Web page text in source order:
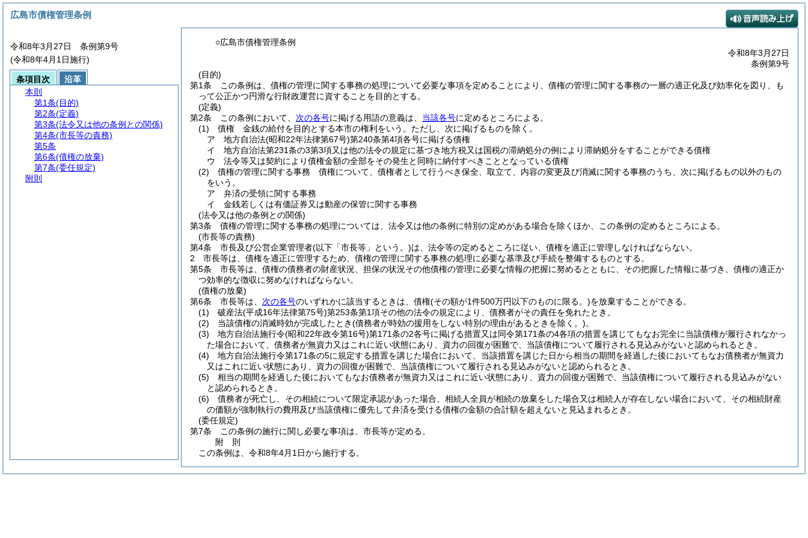
○広島市債権管理条例
令和8年3月27日
条例第9号
(目的)
第1条
この条例は、債権の管理に関する事務の処理について必要な事項を定めることにより、債権の管理に関する事務の一層の適正化及び効率化を図り、も
って公正かつ円滑な行財政運営に資することを目的とする。
(定義)
第2条
この条例において、 次の各号に掲げる用語の意義は、 当該各号に定めるところによる。
(1)
債権 金銭の給付を目的とする本市の権利をいう。 ただし、次に掲げるものを除く。
ア
地方自治法(昭和22年法律第67号)第240条第4項各号に掲げる債権
イ
地方自治法第231条の3第3項又は他の法令の規定に基づき地方税又は国税の滞納処分の例により滞納処分をすることができる債権
ウ
法令等又は契約により債権金額の全部をその発生と同時に納付すべきこととなっている債権
(2)
債権の管理に関する事務 債権について、債権者として行うべき保全、取立て、内容の変更及び消滅に関する事務のうち、次に掲げるもの以外のもの
をいう。
ア
弁済の受領に関する事務
イ
金銭若しくは有価証券又は動産の保管に関する事務
(法令又は他の条例との関係)
第3条
債権の管理に関する事務の処理については、法令又は他の条例に特別の定めがある場合を除くほか、この条例の定めるところによる。
(市長等の責務)
第4条
市長及び公営企業管理者(以下「市長等」という。)は、法令等の定めるところに従い、債権を適正に管理しなければならない。
2
市長等は、債権を適正に管理するため、債権の管理に関する事務の処理に必要な基準及び手続を整備するものとする。
第5条
市長等は、債権の債務者の財産状況、担保の状況その他債権の管理に必要な情報の把握に努めるとともに、その把握した情報に基づき、債権の適正か
つ効率的な徴収に努めなければならない。
(債権の放棄)
第6条
市長等は、 次の各号のいずれかに該当するときは、債権(その額が1件500万円以下のものに限る。)を放棄することができる。
(1)
破産法(平成16年法律第75号)第253条第1項その他の法令の規定により、債務者がその責任を免れたとき。
(2)
当該債権の消滅時効が完成したとき(債務者が時効の援用をしない特別の理由があるときを除く。)。
(3)
地方自治法施行令(昭和22年政令第16号)第171条の2各号に掲げる措置又は同令第171条の4各項の措置を講じてもなお完全に当該債権が履行されなかっ
た場合において、債務者が無資力又はこれに近い状態にあり、資力の回復が困難で、当該債権について履行される見込みがないと認められるとき。
(4)
地方自治法施行令第171条の5に規定する措置を講じた場合において、当該措置を講じた日から相当の期間を経過した後においてもなお債務者が無資力
又はこれに近い状態にあり、資力の回復が困難で、当該債権について履行される見込みがないと認められるとき。
(5)
相当の期間を経過した後においてもなお債務者が無資力又はこれに近い状態にあり、資力の回復が困難で、当該債権について履行される見込みがない
と認められるとき。
(6)
債務者が死亡し、その相続について限定承認があった場合、相続人全員が相続の放棄をした場合又は相続人が存在しない場合において、その相続財産
の価額が強制執行の費用及び当該債権に優先して弁済を受ける債権の金額の合計額を超えないと見込まれるとき。
(委任規定)
第7条
この条例の施行に関し必要な事項は、市長等が定める。
附 則
この条例は、令和8年4月1日から施行する。
広島市債権管理条例
令和8年3月27日 条例第9号
(令和8年4月1日施行)
条項目次
沿革
本則
第1条(目的)
第2条(定義)
第3条(法令又は他の条例との関係)
第4条(市長等の責務)
第5条
第6条(債権の放棄)
第7条(委任規定)
附則